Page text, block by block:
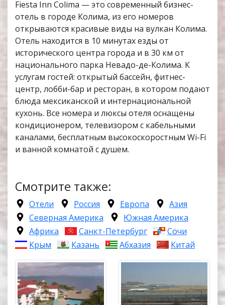
Fiesta Inn Colima — это современный бизнес-
отель в городе Колима, из его номеров
открываются красивые виды на вулкан Колима.
Отель находится в 10 минутах езды от
исторического центра города и в 30 км от
национального парка Невадо-де-Колима. К
услугам гостей: открытый бассейн, фитнес-
центр, лобби-бар и ресторан, в котором подают
блюда мексиканской и интернациональной
кухонь. Все номера и люксы отеля оснащены
кондиционером, телевизором с кабельными
каналами, бесплатным высокоскоростным Wi-Fi
и ванной комнатой с душем.
Смотрите также:
Отели Россия Европа
Азия
Северная Америка
Южная Америка
Африка
Санкт-Петербург
Сочи
Крым
Казань Абхазия Китай